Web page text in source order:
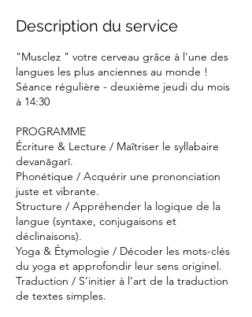
Description du service
"Musclez " votre cerveau grâce à l'une des
langues les plus anciennes au monde !
Séance régulière - deuxième jeudi du mois
à 14:30
PROGRAMME
Écriture & Lecture / Maîtriser le syllabaire
devanāgarī.
Phonétique / Acquérir une prononciation
juste et vibrante.
Structure / Appréhender la logique de la
langue (syntaxe, conjugaisons et
déclinaisons).
Yoga & Étymologie / Décoder les mots-clés
du yoga et approfondir leur sens originel.
Traduction / S’initier à l’art de la traduction
de textes simples.